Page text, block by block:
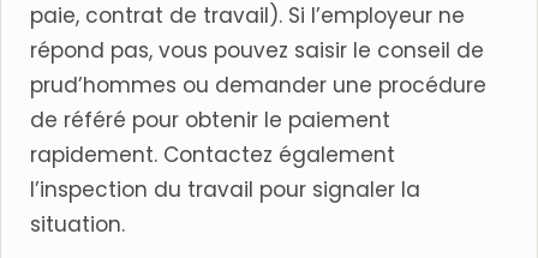
paie, contrat de travail). Si l’employeur ne
répond pas, vous pouvez saisir le conseil de
prud’hommes ou demander une procédure
de référé pour obtenir le paiement
rapidement. Contactez également
l’inspection du travail pour signaler la
situation.